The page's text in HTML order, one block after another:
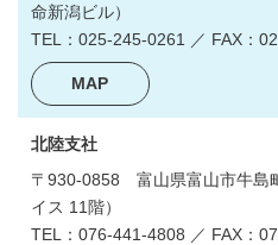
命新潟ビル）
TEL：025-245-0261 ／ FAX：
MAP
北陸支社
〒930-0858 富山県富山市牛島
イス 11階）
TEL：076-441-4808 ／ FAX：